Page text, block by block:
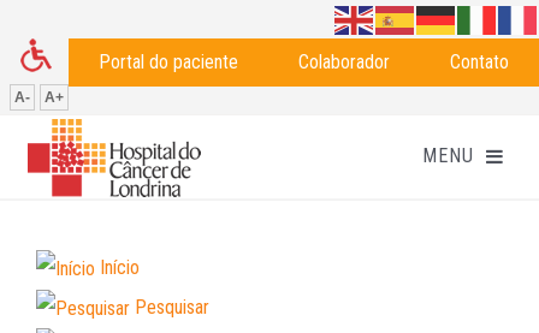
Portal do paciente Colaborador Contato
A- A+
Início
Pesquisar